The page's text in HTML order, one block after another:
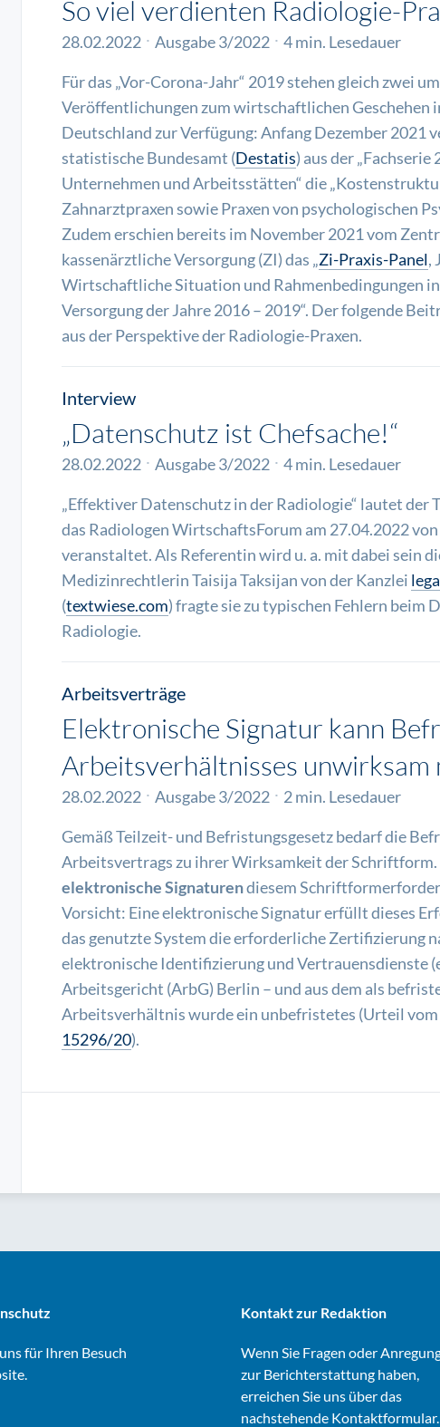
So viel verdienten Radiologie-
28.02.2022 Ausgabe 3/2022
4 min. Lesedauer
Für das „Vor-Corona-Jahr“ 2019 stehen gleich zwei
Veröffentlichungen zum wirtschaftlichen Geschehen
Deutschland zur Verfügung: Anfang Dezember 2021
statistische Bundesamt (Destatis) aus der „Fachserie
Unternehmen und Arbeitsstätten“ die
Zahnarztpraxen sowie Praxen von psychologischen
Zudem erschien bereits im November 2021 vom
kassenärztliche Versorgung (ZI) das „Zi-Praxis-Panel,
Wirtschaftliche Situation und Rahmenbedingungen
Versorgung der Jahre 2016 – 2019“. Der folgende
aus der Perspektive der Radiologie-Praxen.
Interview
„Datenschutz ist Chefsache!“
28.02.2022 Ausgabe 3/2022
4 min. Lesedauer
„Effektiver Datenschutz in der Radiologie“ lautet der
das Radiologen WirtschaftsForum am 27.04.2022
veranstaltet. Als Referentin wird u. a. mit dabei sein
Medizinrechtlerin Taisija Taksijan von der Kanzlei
(textwiese.com) fragte sie zu typischen Fehlern beim
Radiologie.
Arbeitsverträge
Elektronische Signatur kann
Arbeitsverhältnisses unwirksam
28.02.2022 Ausgabe 3/2022
2 min. Lesedauer
Gemäß Teilzeit- und Befristungsgesetz bedarf die
Arbeitsvertrags zu ihrer Wirksamkeit der Schriftform.
elektronische Signaturendiesem
Vorsicht: Eine elektronische Signatur erfüllt dieses
das genutzte System die erforderliche Zertifizierung
elektronische Identifizierung und Vertrauensdienste
Arbeitsgericht (ArbG) Berlin – und aus dem als
Arbeitsverhältnis wurde ein unbefristetes (Urteil vom
15296/20).
für Ihren Besuch
Kontakt zur Redaktion
Wenn Sie Fragen oder
zur Berichterstattung haben,
erreichen Sie uns über das
nachstehende Kontaktformular.